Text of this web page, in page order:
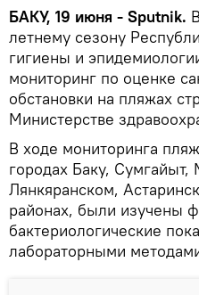
БАКУ, 19 июня - Sputnik.
летнему сезону
гигиены и
мониторинг по оценке
обстановки на пляжах
Министерстве
В ходе мониторинга
городах Баку,
Лянкяранском,
районах, были изучены
бактериологические
лабораторными